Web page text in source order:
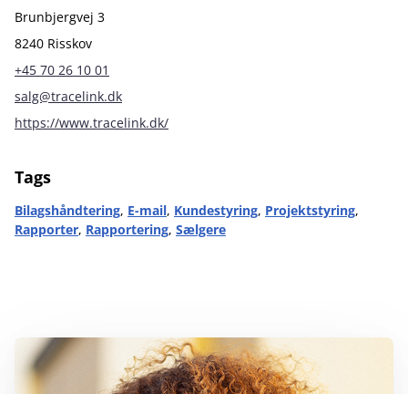
Brunbjergvej 3
8240 Risskov
+45 70 26 10 01
salg@tracelink.dk
https://www.tracelink.dk/
Tags
Bilagshåndtering, E-mail, Kundestyring, Projektstyring,
Rapporter, Rapportering, Sælgere